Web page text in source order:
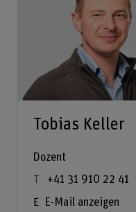
Tobias Keller
Dozent
+41 31 910 22 41
E-Mail anzeigen